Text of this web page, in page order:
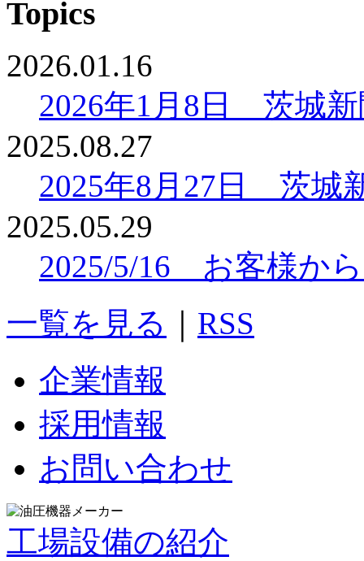
2026.01.16
2026年1月8日 茨城
2025.08.27
2025年8月27日 茨城
2025.05.29
2025/5/16 お客様か
一覧を見る
RSS
企業情報
採用情報
お問い合わせ
工場設備の紹介